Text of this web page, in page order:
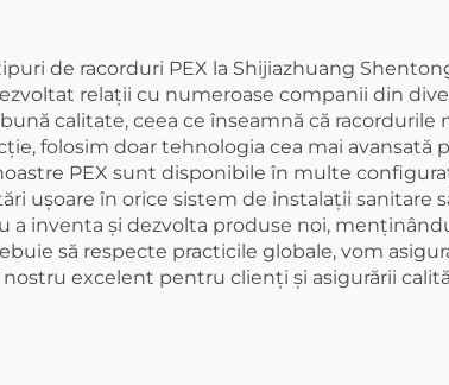
de racorduri PEX la Shijiazhuang
relații cu numeroase companii din
calitate, ceea ce înseamnă că
folosim doar tehnologia cea mai avansată
PEX sunt disponibile în multe
ușoare în orice sistem de instalații sanitare
inventa și dezvolta produse noi,
să respecte practicile globale, vom
excelent pentru clienți și asigurării